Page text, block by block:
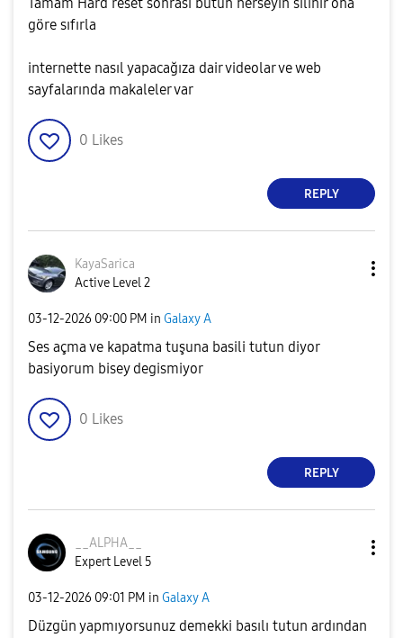
göre sıfırla
internette nasıl yapacağıza dair videolar ve web
sayfalarında makaleler var
0 Likes
REPLY
KayaSarica
Active Level 2
‎03-12-2026 09:00 PM in Galaxy A
Ses açma ve kapatma tuşuna basili tutun diyor
basiyorum bisey degismiyor
0 Likes
REPLY
__ALPHA__
Expert Level 5
‎03-12-2026 09:01 PM in Galaxy A
Düzgün yapmıyorsunuz demekki basılı tutun ardından